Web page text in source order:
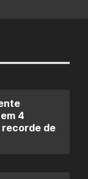
4
de